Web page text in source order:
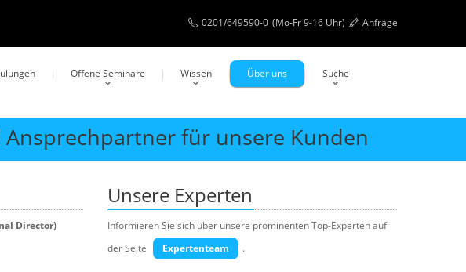
0201/649590-0 (Mo-Fr 9-16 Uhr) Anfrage
Offene Seminare Wissen Über uns Suche
für unsere Kunden
Director)
Unsere Experten
Informieren Sie sich über unsere prominenten Top-Experten auf
der Seite
Expertenteam .